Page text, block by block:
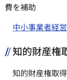
費を補助
中小事業者経
知的財産権
知的財産権取